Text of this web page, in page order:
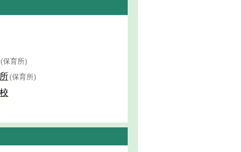
(保育所)
(保育所)